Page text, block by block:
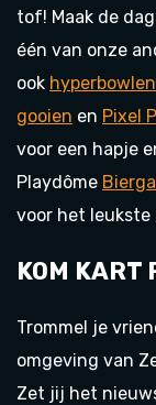
tof! Maak de
één van onze
ook hyperbowlen
gooien en Pixel
voor een hapje
Playdôme
voor het leukste
KOM KART
Trommel je
omgeving van
Zet jij het